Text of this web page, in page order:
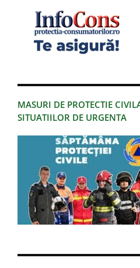
MASURI DE PROTECTIE
SITUATIILOR DE URGENTA